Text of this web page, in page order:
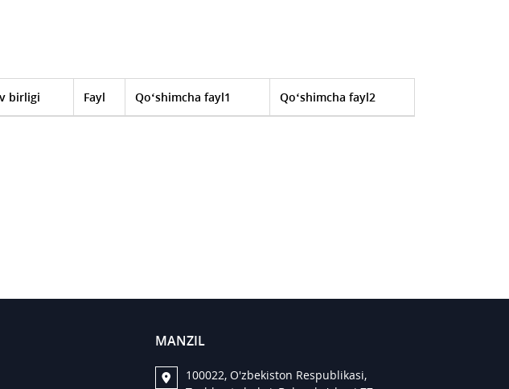
birligi Fayl Qo‘shimcha fayl1 Qo‘shimcha fayl2
MANZIL
100022, O'zbekiston Respublikasi,